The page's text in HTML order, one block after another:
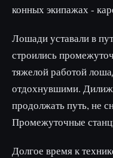
конных экипажах -
Лошади уставали в
строились
тяжелой работой
отдохнувшими.
продолжать путь, не
Промежуточные
Долгое время к